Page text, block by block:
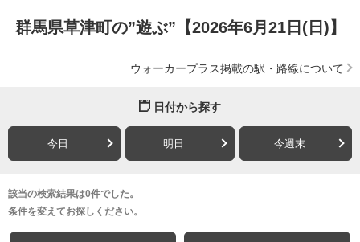
群馬県草津町の”遊ぶ”【2026年6月21日(日)】
ウォーカープラス掲載の駅・路線について
日付から探す
今日 明日 今週末
該当の検索結果は0件でした。
条件を変えてお探しください。